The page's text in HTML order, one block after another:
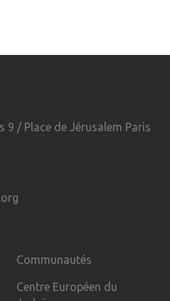
9 / Place de Jérusalem Paris
Communautés
Centre Européen du